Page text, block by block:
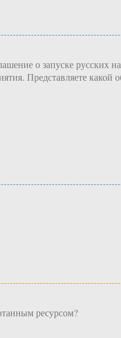
о запуске
Представляете какой
ресурсом?